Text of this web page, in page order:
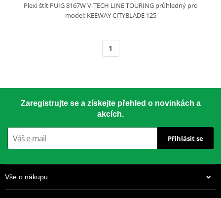
Plexi štít PUIG 8167W V-TECH LINE TOURING průhledný pro
model: KEEWAY CITYBLADE 125
1
Zaregistrujte se a získejte přehled o novinkách a
akcích.
Přihlásit se
Vše o nákupu